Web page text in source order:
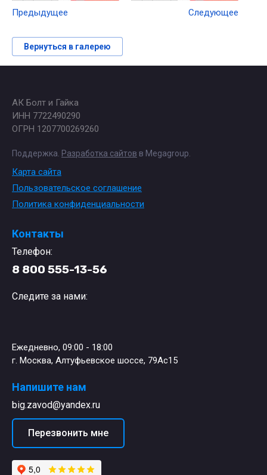
Предыдущее Следующее
Вернуться в галерею
АК Болт и Гайка
ИНН 7722490290
ОГРН 1207700269260
Поддержка. Разработка сайтов в Megagroup.
Карта сайта
Пользовательское соглашение
Политика конфиденциальности
Контакты
Телефон:
8 800 555-13-56
Следите за нами:
Ежедневно, 09:00 - 18:00
г. Москва, Алтуфьевское шоссе, 79Ас15
Напишите нам
big.zavod@yandex.ru
Перезвонить мне